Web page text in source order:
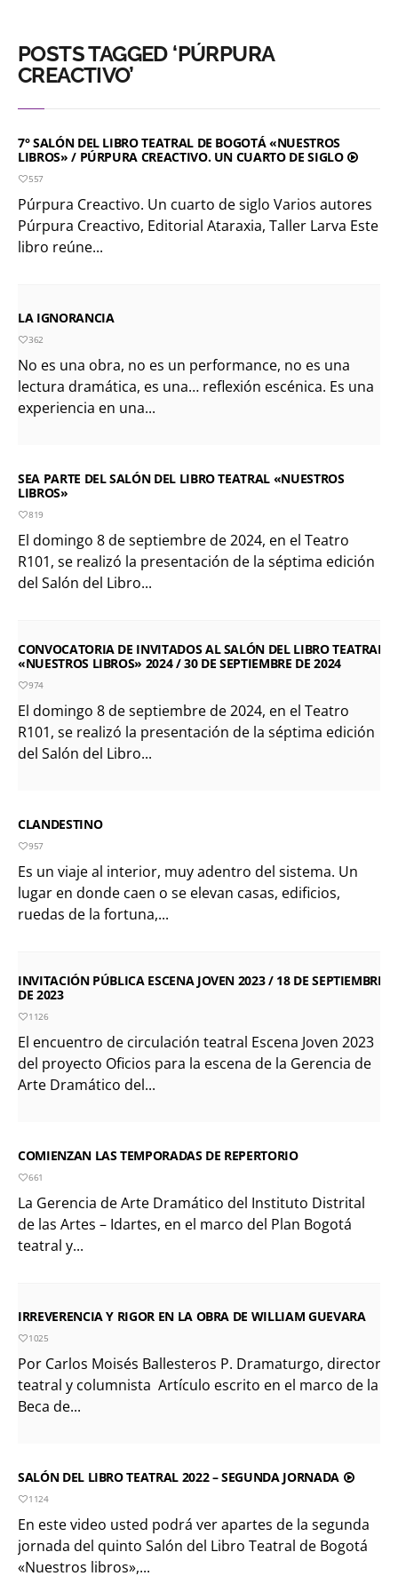
POSTS TAGGED ‘PÚRPURA
CREACTIVO’
7° SALÓN DEL LIBRO TEATRAL DE BOGOTÁ «NUESTROS
LIBROS» / PÚRPURA CREACTIVO. UN CUARTO DE SIGLO
557
Púrpura Creactivo. Un cuarto de siglo Varios autores
Púrpura Creactivo, Editorial Ataraxia, Taller Larva Este
libro reúne...
LA IGNORANCIA
362
No es una obra, no es un performance, no es una
lectura dramática, es una… reflexión escénica. Es una
experiencia en una...
SEA PARTE DEL SALÓN DEL LIBRO TEATRAL «NUESTROS
LIBROS»
819
El domingo 8 de septiembre de 2024, en el Teatro
R101, se realizó la presentación de la séptima edición
del Salón del Libro...
CONVOCATORIA DE INVITADOS AL SALÓN DEL LIBRO TEATRAL
«NUESTROS LIBROS» 2024 / 30 DE SEPTIEMBRE DE 2024
974
El domingo 8 de septiembre de 2024, en el Teatro
R101, se realizó la presentación de la séptima edición
del Salón del Libro...
CLANDESTINO
957
Es un viaje al interior, muy adentro del sistema. Un
lugar en donde caen o se elevan casas, edificios,
ruedas de la fortuna,...
INVITACIÓN PÚBLICA ESCENA JOVEN 2023 / 18 DE SEPTIEMBRE
DE 2023
1126
El encuentro de circulación teatral Escena Joven 2023
del proyecto Oficios para la escena de la Gerencia de
Arte Dramático del...
COMIENZAN LAS TEMPORADAS DE REPERTORIO
661
La Gerencia de Arte Dramático del Instituto Distrital
de las Artes – Idartes, en el marco del Plan Bogotá
teatral y...
IRREVERENCIA Y RIGOR EN LA OBRA DE WILLIAM GUEVARA
1025
Por Carlos Moisés Ballesteros P. Dramaturgo, director
teatral y columnista Artículo escrito en el marco de la
Beca de...
SALÓN DEL LIBRO TEATRAL 2022 – SEGUNDA JORNADA
1124
En este video usted podrá ver apartes de la segunda
jornada del quinto Salón del Libro Teatral de Bogotá
«Nuestros libros»,...